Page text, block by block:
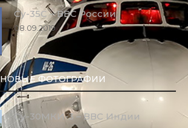
Су-35С – ВВС России
08.09.2019
НОВЫЕ ФОТОГРАФИИ
Су-30МКИ-3 – ВВС Индии